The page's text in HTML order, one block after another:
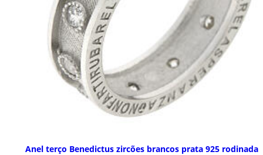
Anel terço Benedictus zircões brancos prata 925 rodinada